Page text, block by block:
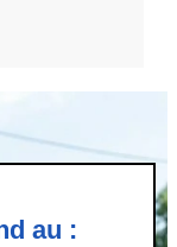
au :